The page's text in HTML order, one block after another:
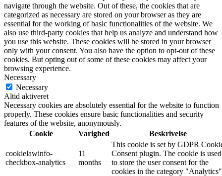
navigate through the website. Out of these, the cookies that are
categorized as necessary are stored on your browser as they are
essential for the working of basic functionalities of the website. We
also use third-party cookies that help us analyze and understand how
you use this website. These cookies will be stored in your browser
only with your consent. You also have the option to opt-out of these
cookies. But opting out of some of these cookies may affect your
browsing experience.
Necessary
Necessary
Altid aktiveret
Necessary cookies are absolutely essential for the website to function
properly. These cookies ensure basic functionalities and security
features of the website, anonymously.
Cookie
Varighed Beskrivelse
cookielawinfo-
checkbox-analytics
11
months
This cookie is set by GDPR
Consent plugin. The cookie is used
to store the user consent for the
cookies in the category